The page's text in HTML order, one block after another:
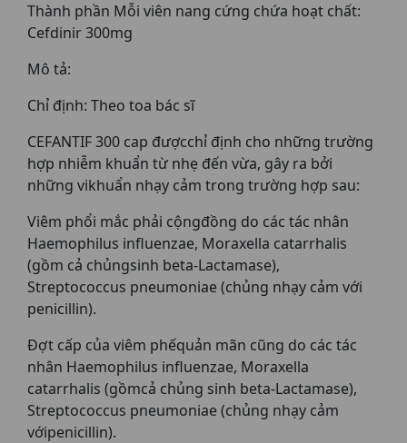
Thành phần Mỗi viên nang cứng chứa hoạt chất:
Cefdinir 300mg
Mô tả:
Chỉ định: Theo toa bác sĩ
CEFANTIF 300 cap đượcchỉ định cho những trường
hợp nhiễm khuẩn từ nhẹ đến vừa, gây ra bởi
những vikhuẩn nhạy cảm trong trường hợp sau:
Viêm phổi mắc phải cộngđồng do các tác nhân
Haemophilus influenzae, Moraxella catarrhalis
(gồm cả chủngsinh beta-Lactamase),
Streptococcus pneumoniae (chủng nhạy cảm với
penicillin).
Đợt cấp của viêm phếquản mãn cũng do các tác
nhân Haemophilus influenzae, Moraxella
catarrhalis (gồmcả chủng sinh beta-Lactamase),
Streptococcus pneumoniae (chủng nhạy cảm
vớipenicillin).